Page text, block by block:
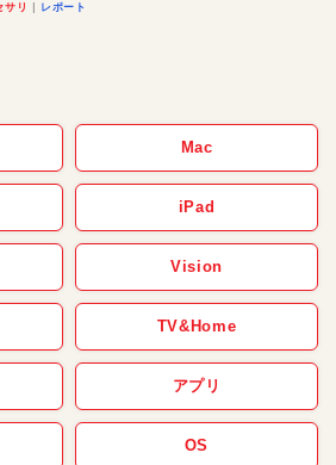
サリ レポート
Mac
iPad
Vision
TV&Home
アプリ
OS